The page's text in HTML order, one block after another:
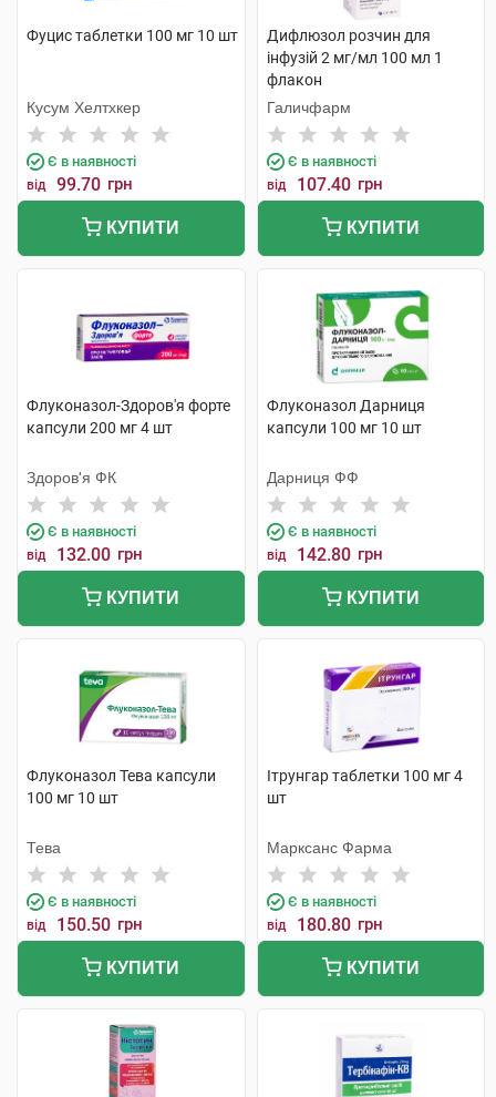
Фуцис таблетки 100 мг 10 шт
Кусум Хелтхкер
Є в наявності
від 99.70 грн
КУПИТИ
Дифлюзол розчин для
інфузій 2 мг/мл 100 мл 1
флакон
Галичфарм
Є в наявності
від 107.40 грн
КУПИТИ
Флуконазол-Здоров'я форте
капсули 200 мг 4 шт
Здоров'я ФК
Є в наявності
від 132.00 грн
КУПИТИ
Флуконазол Дарниця
капсули 100 мг 10 шт
Дарниця ФФ
Є в наявності
від 142.80 грн
КУПИТИ
Флуконазол Тева капсули
100 мг 10 шт
Тева
Є в наявності
від 150.50 грн
КУПИТИ
Ітрунгар таблетки 100 мг 4
шт
Марксанс Фарма
Є в наявності
від 180.80 грн
КУПИТИ